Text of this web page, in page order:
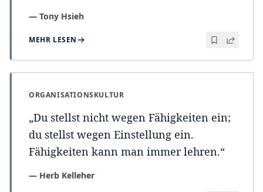
— Tony Hsieh
MEHR LESEN
ORGANISATIONSKULTUR
„Du stellst nicht wegen Fähigkeiten ein;
du stellst wegen Einstellung ein.
Fähigkeiten kann man immer lehren.“
— Herb Kelleher